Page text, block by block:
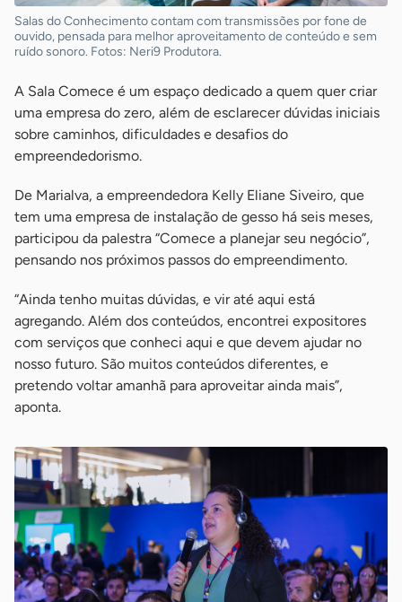
Salas do Conhecimento contam com transmissões por fone de
ouvido, pensada para melhor aproveitamento de conteúdo e sem
ruído sonoro. Fotos: Neri9 Produtora.
A Sala Comece é um espaço dedicado a quem quer criar
uma empresa do zero, além de esclarecer dúvidas iniciais
sobre caminhos, dificuldades e desafios do
empreendedorismo.
De Marialva, a empreendedora Kelly Eliane Siveiro, que
tem uma empresa de instalação de gesso há seis meses,
participou da palestra “Comece a planejar seu negócio”,
pensando nos próximos passos do empreendimento.
“Ainda tenho muitas dúvidas, e vir até aqui está
agregando. Além dos conteúdos, encontrei expositores
com serviços que conheci aqui e que devem ajudar no
nosso futuro. São muitos conteúdos diferentes, e
pretendo voltar amanhã para aproveitar ainda mais”,
aponta.